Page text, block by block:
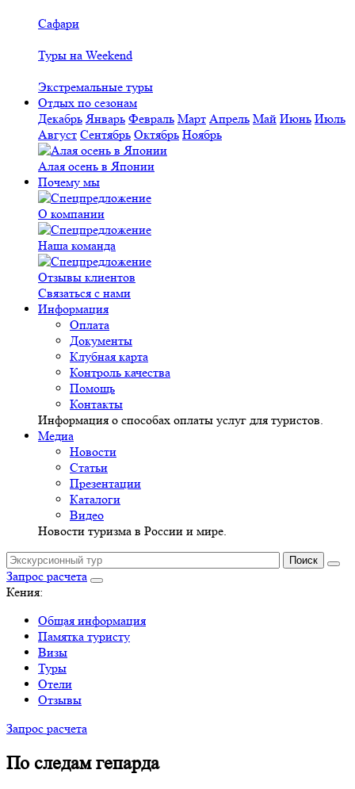
Сафари
Туры на Weekend
Экстремальные туры
Отдых по сезонам
Декабрь Январь Февраль Март Апрель Май Июнь Июль
Август Сентябрь Октябрь Ноябрь
Алая осень в Японии
Почему мы
О компании
Наша команда
Отзывы клиентов
Связаться с нами
Информация
Оплата
Документы
Клубная карта
Контроль качества
Помощь
Контакты
Информация о способах оплаты услуг для туристов.
Медиа
Новости
Статьи
Презентации
Каталоги
Видео
Новости туризма в России и мире.
Запрос расчета
Кения:
Общая информация
Памятка туристу
Визы
Туры
Отели
Отзывы
Запрос расчета
По следам гепарда